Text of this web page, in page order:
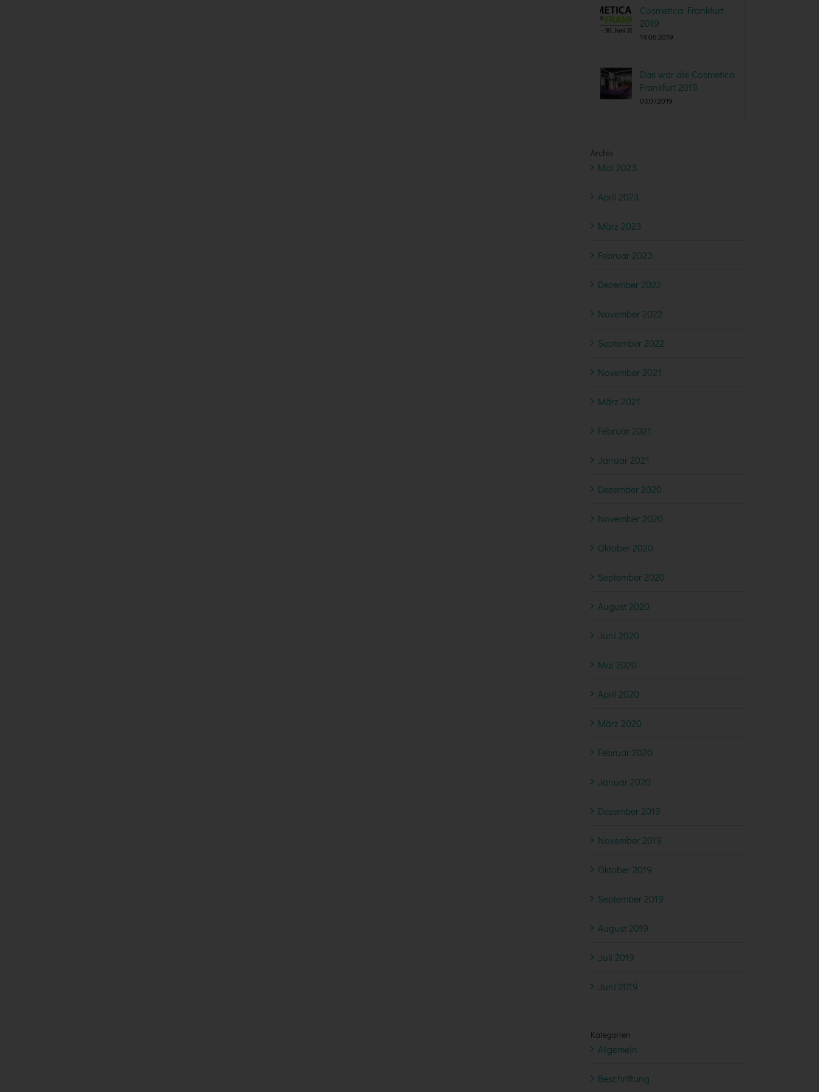
Cosmetica Frankfurt
2019
14.06.2019
Das war die Cosmetica
Frankfurt 2019
03.07.2019
Archiv
Mai 2023
April 2023
März 2023
Februar 2023
Dezember 2022
November 2022
September 2022
November 2021
März 2021
Februar 2021
Januar 2021
Dezember 2020
November 2020
Oktober 2020
September 2020
August 2020
Juni 2020
Mai 2020
April 2020
März 2020
Februar 2020
Januar 2020
Dezember 2019
November 2019
Oktober 2019
September 2019
August 2019
Juli 2019
Juni 2019
Kategorien
Allgemein
Beschriftung